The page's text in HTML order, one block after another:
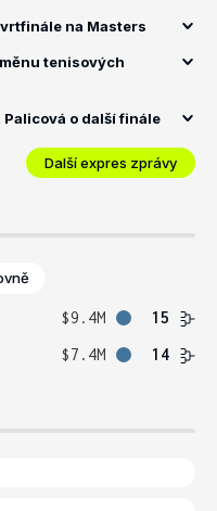
na Masters
tenisových
o další finále
Další expres zprávy
$9.4M
15
$7.4M 14